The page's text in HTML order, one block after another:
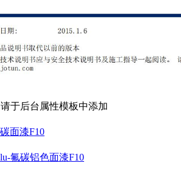
请于后台属性模板中添加
面漆F10
氟碳铝色面漆F10